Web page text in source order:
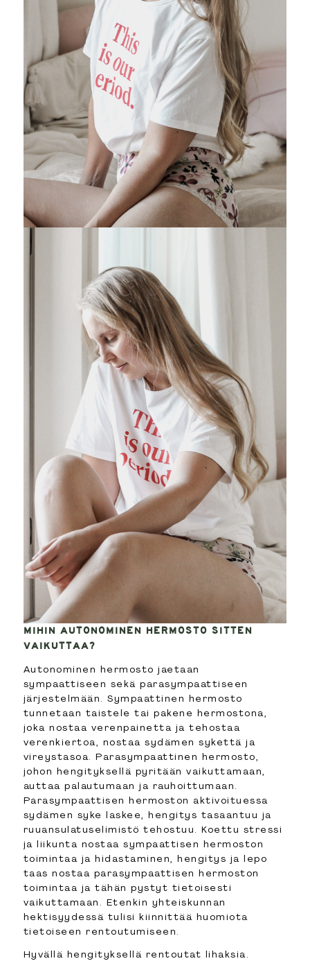
MIHIN AUTONOMINEN HERMOSTO SITTEN
VAIKUTTAA?
Autonominen hermosto jaetaan
sympaattiseen sekä parasympaattiseen
järjestelmään. Sympaattinen hermosto
tunnetaan taistele tai pakene hermostona,
joka nostaa verenpainetta ja tehostaa
verenkiertoa, nostaa sydämen sykettä ja
vireystasoa. Parasympaattinen hermosto,
johon hengityksellä pyritään vaikuttamaan,
auttaa palautumaan ja rauhoittumaan.
Parasympaattisen hermoston aktivoituessa
sydämen syke laskee, hengitys tasaantuu ja
ruuansulatuselimistö tehostuu. Koettu stressi
ja liikunta nostaa sympaattisen hermoston
toimintaa ja hidastaminen, hengitys ja lepo
taas nostaa parasympaattisen hermoston
toimintaa ja tähän pystyt tietoisesti
vaikuttamaan. Etenkin yhteiskunnan
hektisyydessä tulisi kiinnittää huomiota
tietoiseen rentoutumiseen.
Hyvällä hengityksellä rentoutat lihaksia.